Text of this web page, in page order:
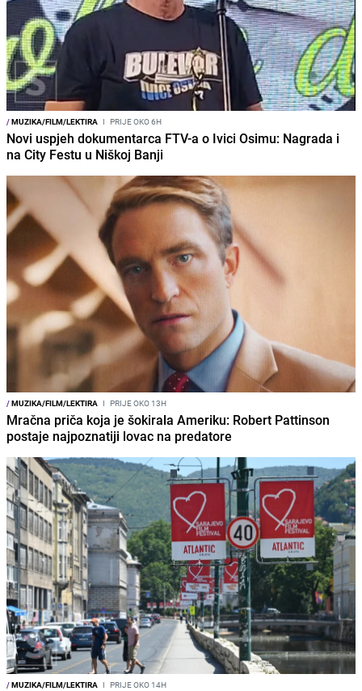
/MUZIKA/FILM/LEKTIRA I PRIJE OKO 6H
Novi uspjeh dokumentarca FTV-a o Ivici Osimu: Nagrada i
na City Festu u Niškoj Banji
/MUZIKA/FILM/LEKTIRA I PRIJE OKO 13H
Mračna priča koja je šokirala Ameriku: Robert Pattinson
postaje najpoznatiji lovac na predatore
/MUZIKA/FILM/LEKTIRA I PRIJE OKO 14H